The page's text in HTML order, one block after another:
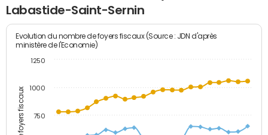
Labastide-Saint-Sernin
Evolution du nombre de foyers fiscaux (Source : JDN d'après
ministère de l'Economie)
750
1000
1250